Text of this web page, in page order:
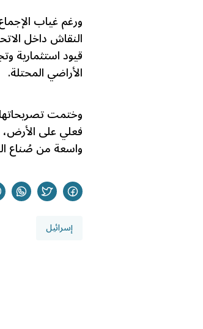
ورغم غياب
النقاش داخل
قيود استثمارية
الأراضي المحتلة.
وختمت تصريحاتها
فعلي على
واسعة من صُناع
إسرائيل